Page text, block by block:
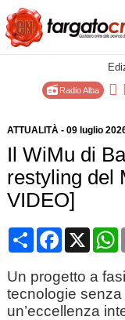
Radio Alba
ATTUALITÀ- 09 luglio
Il WiMu di
restyling del
VIDEO]
CondividiFacebook
X
Un progetto a
tecnologie senza
un’eccellenza